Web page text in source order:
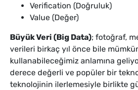
Verification (Doğruluk)
Value (Değer)
Büyük Veri (Big Data); fotoğraf,
verileri birkaç yıl önce bile
kullanabileceğimiz anlamına
derece değerli ve popüler bir
teknolojinin ilerlemesiyle birlikte